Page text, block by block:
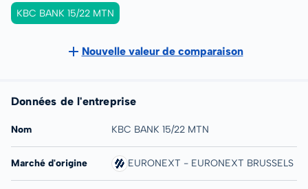
KBC BANK 15/22 MTN
Nouvelle valeur de comparaison
Données de l'entreprise
Nom KBC BANK 15/22 MTN
Marché d'origine EURONEXT - EURONEXT BRUSSELS